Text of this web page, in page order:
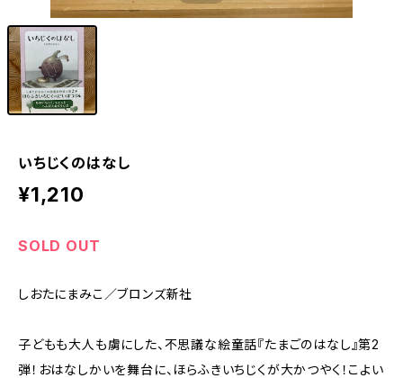
いちじくのはなし
¥1,210
SOLD OUT
しおたにまみこ／ブロンズ新社
子どもも大人も虜にした、不思議な絵童話『たまごのはなし』第2
弾！おはなしかいを舞台に、ほらふきいちじくが大かつやく！こよい